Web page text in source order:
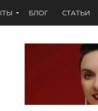
БЛОГ СТАТЬИ